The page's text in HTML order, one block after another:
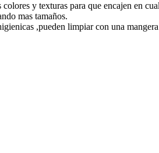
y texturas para que encajen en
mas tamaños.
,pueden limpiar con una